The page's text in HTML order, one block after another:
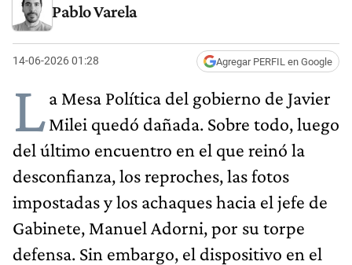
Pablo Varela
14-06-2026 01:28 Agregar PERFIL en Google
La Mesa Política del gobierno de Javier
Milei quedó dañada. Sobre todo, luego
del último encuentro en el que reinó la
desconfianza, los reproches, las fotos
impostadas y los achaques hacia el jefe de
Gabinete, Manuel Adorni, por su torpe
defensa. Sin embargo, el dispositivo en el